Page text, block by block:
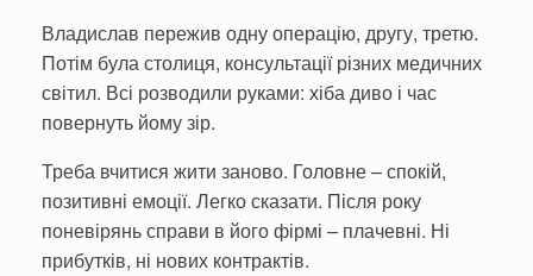
Владислав пере­жив одну операцію, другу, третю.
Потім була столиця, кон­сультації різних медичних
світил. Всі розводили руками: хіба диво і час
повернуть йому зір.
Треба вчитися жити заново. Головне – спокій,
позитивні емо­ції. Легко сказати. Після року
поневірянь справи в його фірмі – плачевні. Ні
прибутків, ні нових контрактів.